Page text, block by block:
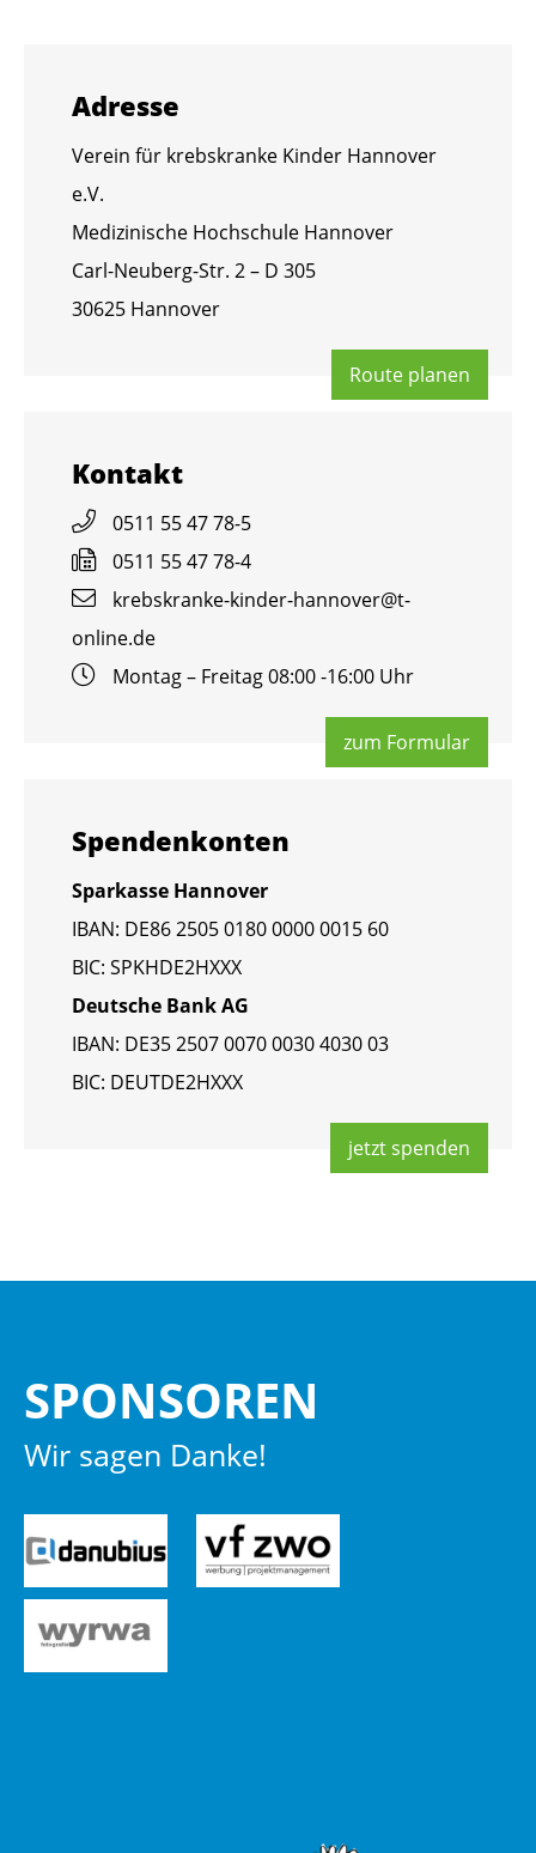
Adres­se
Ver­ein für krebs­kran­ke Kin­der Han­no­ver
e.V.
Me­di­zi­ni­sche Hoch­schu­le Han­no­ver
Carl-Neu­berg-Str. 2 – D 305
30625 Han­no­ver
Route pla­nen
Kon­takt
0511 55 47 78-5
0511 55 47 78-4
krebs­kran­ke-kin­der-han­no­ver@​t-​
online.​de
Mon­tag – Frei­tag 08:00 -16:00 Uhr
zum For­mu­lar
Spen­den­kon­ten
Spar­kas­se Han­no­ver
IBAN: DE86 2505 0180 0000 0015 60
BIC: SPKHDE2HXXX
Deut­sche Bank AG
IBAN: DE35 2507 0070 0030 4030 03
BIC: DEUT­DE2HXXX
jetzt spen­den
SPON­SO­REN
Wir sagen Danke!